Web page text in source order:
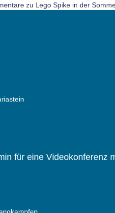
zu Lego Spike in der
für eine Videokonferenz